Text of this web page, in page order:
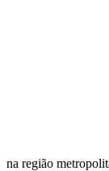
na região